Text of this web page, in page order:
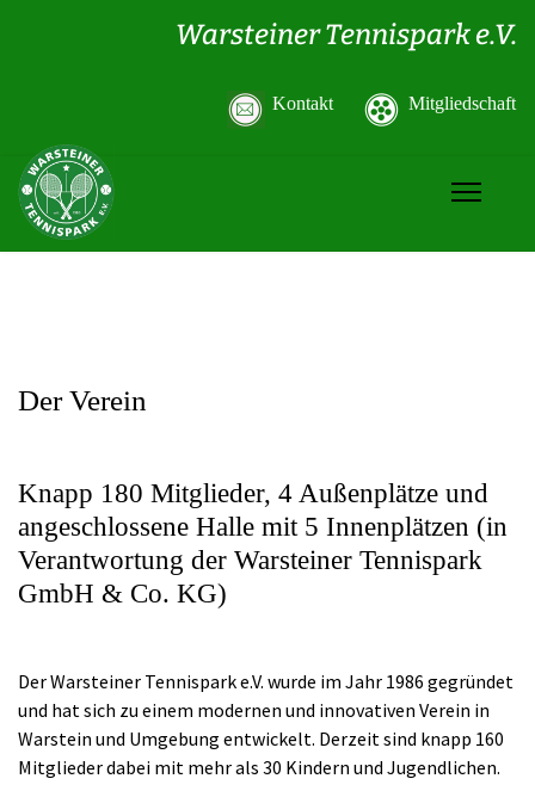
Warsteiner Tennispark e.V.
Kontakt Mitgliedschaft
Der Verein
Knapp 180 Mitglieder, 4 Außenplätze und
angeschlossene Halle mit 5 Innenplätzen (in
Verantwortung der Warsteiner Tennispark
GmbH & Co. KG)
Der Warsteiner Tennispark e.V. wurde im Jahr 1986 gegründet
und hat sich zu einem modernen und innovativen Verein in
Warstein und Umgebung entwickelt. Derzeit sind knapp 160
Mitglieder dabei mit mehr als 30 Kindern und Jugendlichen.